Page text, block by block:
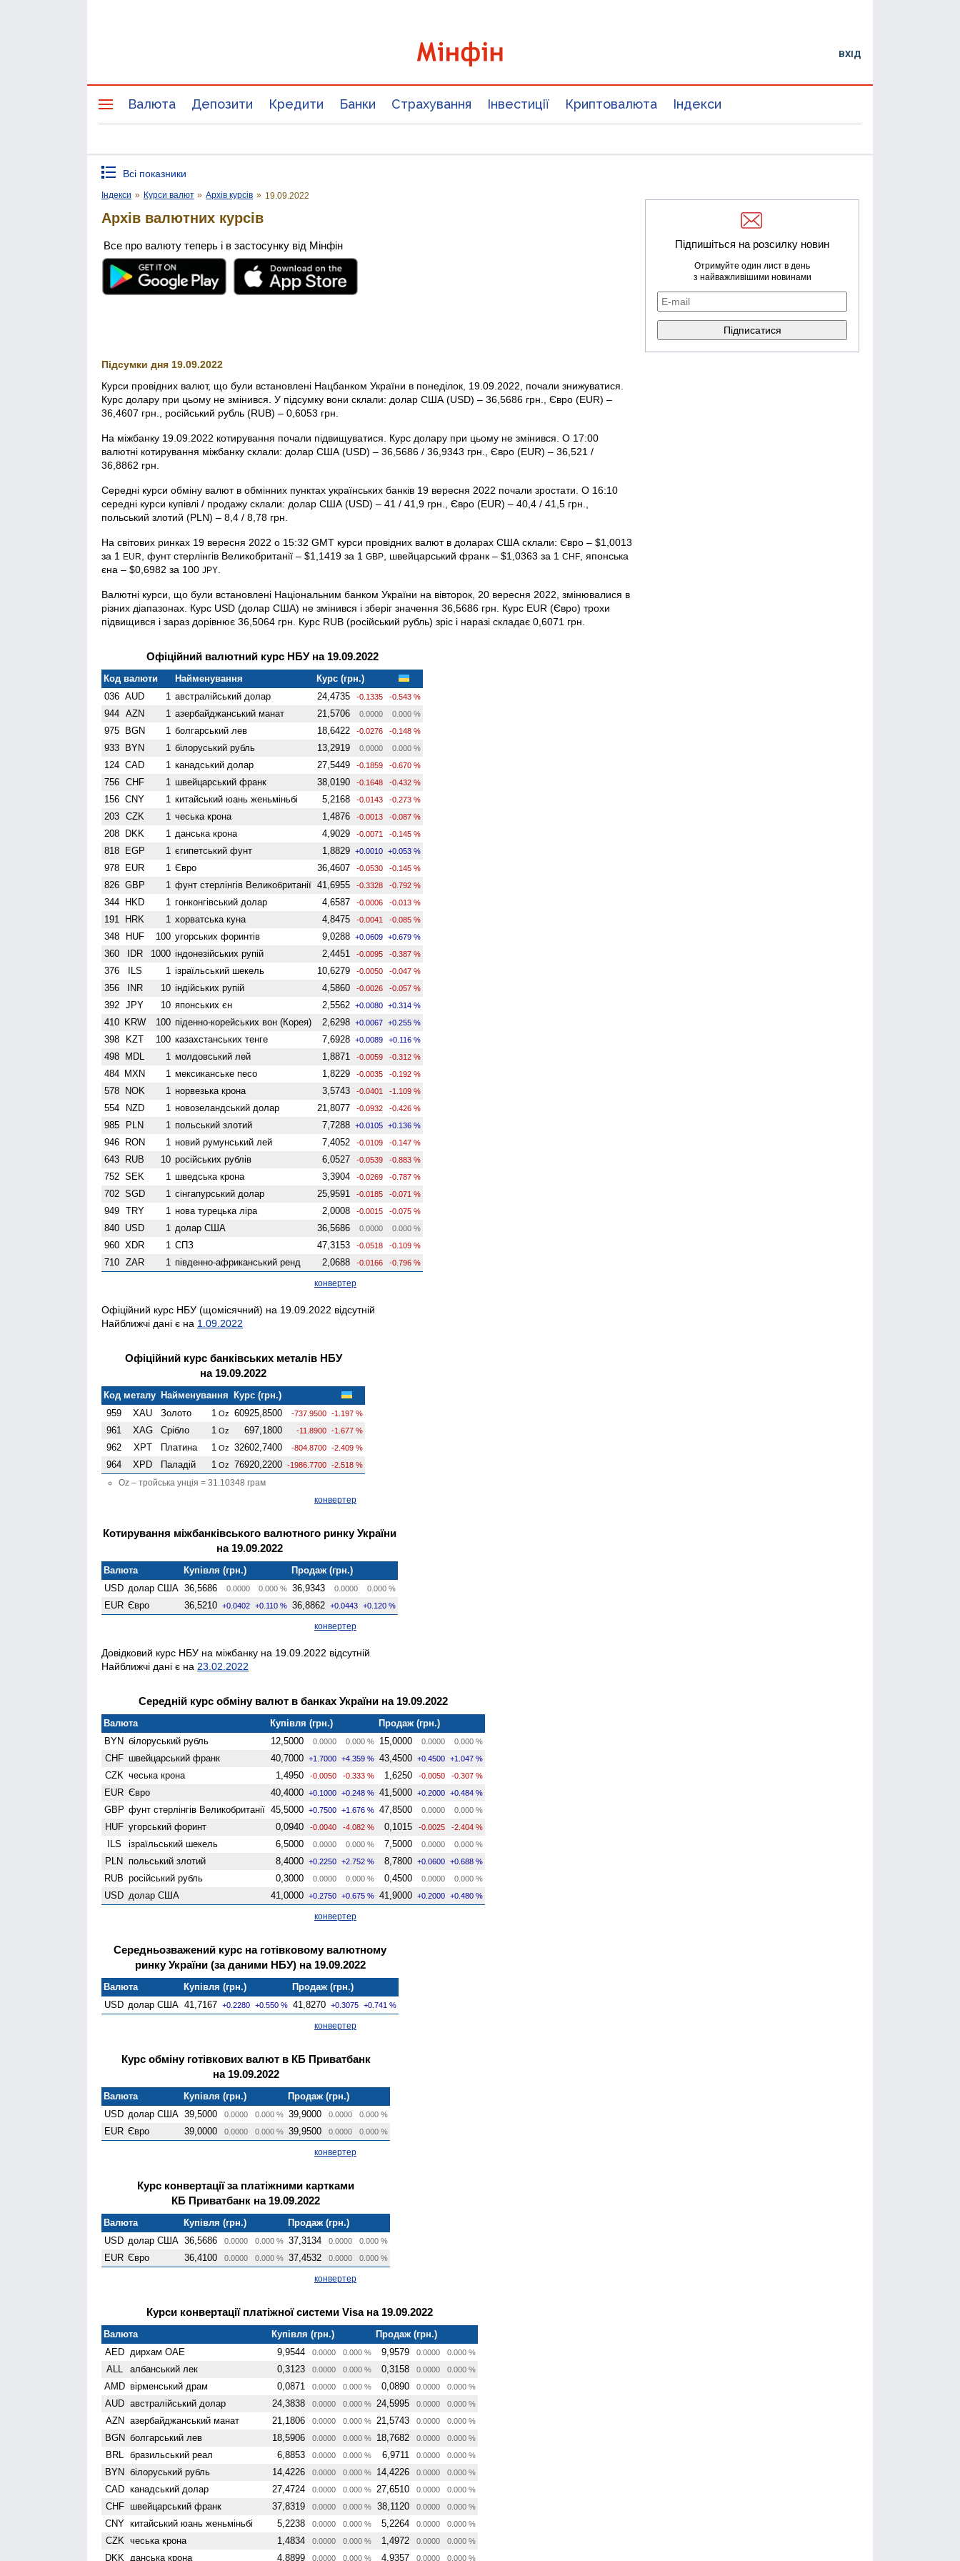
ВХІД
Валюта Депозити Кредити Банки Страхування Інвестиції Криптовалюта Індекси
Всі показники
Індекси » Курси валют » Архів курсів » 19.09.2022
Архів валютних курсів
Все про валюту теперь і в застосунку від Мінфін
Підсумки дня 19.09.2022
Курси провідних валют, що були встановлені Нацбанком України в понеділок, 19.09.2022, почали знижуватися.
Курс долару при цьому не змінився. У підсумку вони склали: долар США (USD) – 36,5686 грн., Євро (EUR) –
36,4607 грн., російський рубль (RUB) – 0,6053 грн.
На міжбанку 19.09.2022 котирування почали підвищуватися. Курс долару при цьому не змінився. О 17:00
валютні котирування міжбанку склали: долар США (USD) – 36,5686 / 36,9343 грн., Євро (EUR) – 36,521 /
36,8862 грн.
Середні курси обміну валют в обмінних пунктах українських банків 19 вересня 2022 почали зростати. О 16:10
середні курси купівлі / продажу склали: долар США (USD) – 41 / 41,9 грн., Євро (EUR) – 40,4 / 41,5 грн.,
польський злотий (PLN) – 8,4 / 8,78 грн.
На світових ринках 19 вересня 2022 о 15:32 GMT курси провідних валют в доларах США склали: Євро – $1,0013
за 1 EUR , фунт стерлінгів Велико­британії – $1,1419 за 1 GBP , швейцарський франк – $1,0363 за 1 CHF , японська
єна – $0,6982 за 100 JPY
Валютні курси, що були встановлені Національним банком України на вівторок, 20 вересня 2022, змінювалися в
різних діапазонах. Курс USD (долар США) не змінився і зберіг значення 36,5686 грн. Курс EUR (Євро) трохи
підвищився і зараз дорівнює 36,5064 грн. Курс RUB (російський рубль) зріс і наразі складає 0,6071 грн.
Офіційний валютний курс НБУ на 19.09.2022
Код валюти Найменування
Курс (грн.)
036 AUD 1 австралійський долар 24,4735 -0.1335 -0.543 %
944 AZN 1 азербайджанський манат 21,5706 0.0000 0.000 %
975 BGN 1 болгарський лев 18,6422 -0.0276 -0.148 %
933 BYN 1 білоруський рубль 13,2919 0.0000 0.000 %
124 CAD 1 канадський долар 27,5449 -0.1859 -0.670 %
756 CHF 1 швейцарський франк 38,0190 -0.1648 -0.432 %
156 CNY 1 китайський юань женьмiньбi 5,2168 -0.0143 -0.273 %
203 CZK 1 чеська крона 1,4876 -0.0013 -0.087 %
208 DKK 1 данська крона 4,9029 -0.0071 -0.145 %
818 EGP 1 єгипетський фунт 1,8829 +0.0010 +0.053 %
978 EUR 1 Євро 36,4607 -0.0530 -0.145 %
826 GBP 1 фунт стерлінгів Велико­британії 41,6955 -0.3328 -0.792 %
344 HKD 1 гонконгівський долар 4,6587 -0.0006 -0.013 %
191 HRK 1 хорватська куна 4,8475 -0.0041 -0.085 %
348 HUF 100 угорських форинтів 9,0288 +0.0609 +0.679 %
360 IDR 1000 індонезійських рупій 2,4451 -0.0095 -0.387 %
376 ILS 1 ізраїльський шекель 10,6279 -0.0050 -0.047 %
356 INR 10 індійських рупій 4,5860 -0.0026 -0.057 %
392 JPY 10 японських єн 2,5562 +0.0080 +0.314 %
410 KRW 100 піденно-корейських вон (Корея) 2,6298 +0.0067 +0.255 %
398 KZT 100 казахстанських тенге 7,6928 +0.0089 +0.116 %
498 MDL 1 молдовський лей 1,8871 -0.0059 -0.312 %
484 MXN 1 мексиканське песо 1,8229 -0.0035 -0.192 %
578 NOK 1 норвезька крона 3,5743 -0.0401 -1.109 %
554 NZD 1 ново­зеландський долар 21,8077 -0.0932 -0.426 %
985 PLN 1 польський злотий 7,7288 +0.0105 +0.136 %
946 RON 1 новий румунський лей 7,4052 -0.0109 -0.147 %
643 RUB 10 російських рублів 6,0527 -0.0539 -0.883 %
752 SEK 1 шведська крона 3,3904 -0.0269 -0.787 %
702 SGD 1 сінгапурський долар 25,9591 -0.0185 -0.071 %
949 TRY 1 нова турецька ліра 2,0008 -0.0015 -0.075 %
840 USD 1 долар США 36,5686 0.0000 0.000 %
960 XDR 1 СПЗ 47,3153 -0.0518 -0.109 %
710 ZAR 1 південно-африканський ренд 2,0688 -0.0166 -0.796 %
конвертер
Офіційний курс НБУ (щомісячний) на 19.09.2022 відсутній
Найближчі дані є на 1.09.2022
Офіційний курс банківських металів НБУ
на 19.09.2022
Код металу Найменування Курс (грн.)
959
XAU Золото 1 Oz 60925,8500 -737.9500 -1.197 %
961 XAG Срібло 1 Oz 697,1800 -11.8900 -1.677 %
962 XPT Платина 1 Oz 32602,7400 -804.8700 -2.409 %
964 XPD Паладій 1 Oz 76920,2200 -1986.7700 -2.518 %
Oz – тройська унція = 31.10348 грам
конвертер
Котирування міжбанківського валютного ринку України
на 19.09.2022
Валюта Купівля (грн.)
Продаж (грн.)
USD долар США 36,5686 0.0000 0.000 % 36,9343 0.0000 0.000 %
EUR Євро 36,5210 +0.0402 +0.110 % 36,8862 +0.0443 +0.120 %
конвертер
Довідковий курс НБУ на міжбанку на 19.09.2022 відсутній
Найближчі дані є на 23.02.2022
Середній курс обміну валют в банках України на 19.09.2022
Валюта Купівля (грн.)
Продаж (грн.)
BYN білоруський рубль 12,5000 0.0000 0.000 % 15,0000 0.0000 0.000 %
CHF швейцарський франк 40,7000 +1.7000 +4.359 % 43,4500 +0.4500 +1.047 %
CZK чеська крона 1,4950 -0.0050 -0.333 % 1,6250 -0.0050 -0.307 %
EUR Євро 40,4000 +0.1000 +0.248 % 41,5000 +0.2000 +0.484 %
GBP фунт стерлінгів Велико­британії 45,5000 +0.7500 +1.676 % 47,8500 0.0000 0.000 %
HUF угорський форинт 0,0940 -0.0040 -4.082 % 0,1015 -0.0025 -2.404 %
ILS ізраїльський шекель 6,5000 0.0000 0.000 % 7,5000 0.0000 0.000 %
PLN польський злотий 8,4000 +0.2250 +2.752 % 8,7800 +0.0600 +0.688 %
RUB російський рубль 0,3000 0.0000 0.000 % 0,4500 0.0000 0.000 %
USD долар США 41,0000 +0.2750 +0.675 % 41,9000 +0.2000 +0.480 %
конвертер
Середньозважений курс на готівковому валютному
ринку України (за даними НБУ) на 19.09.2022
Валюта Купівля (грн.)
Продаж (грн.)
USD долар США 41,7167 +0.2280 +0.550 % 41,8270 +0.3075 +0.741 %
конвертер
Курс обміну готівкових валют в КБ Приватбанк
на 19.09.2022
Валюта Купівля (грн.)
Продаж (грн.)
USD долар США 39,5000 0.0000 0.000 % 39,9000 0.0000 0.000 %
EUR Євро 39,0000 0.0000 0.000 % 39,9500 0.0000 0.000 %
конвертер
Курс конвертації за платіжними картками
КБ Приватбанк на 19.09.2022
Валюта Купівля (грн.)
Продаж (грн.)
USD долар США 36,5686 0.0000 0.000 % 37,3134 0.0000 0.000 %
EUR Євро 36,4100 0.0000 0.000 % 37,4532 0.0000 0.000 %
конвертер
Курси конвертації платіжної системи Visa на 19.09.2022
Валюта Купівля (грн.)
Продаж (грн.)
AED дирхам ОАЕ 9,9544 0.0000 0.000 % 9,9579 0.0000 0.000 %
ALL албанський лек 0,3123 0.0000 0.000 % 0,3158 0.0000 0.000 %
AMD вiрменський драм 0,0871 0.0000 0.000 % 0,0890 0.0000 0.000 %
AUD австралійський долар 24,3838 0.0000 0.000 % 24,5995 0.0000 0.000 %
AZN азербайджанський манат 21,1806 0.0000 0.000 % 21,5743 0.0000 0.000 %
BGN болгарський лев 18,5906 0.0000 0.000 % 18,7682 0.0000 0.000 %
BRL бразильський реал 6,8853 0.0000 0.000 % 6,9711 0.0000 0.000 %
BYN білоруський рубль 14,4226 0.0000 0.000 % 14,4226 0.0000 0.000 %
CAD канадський долар 27,4724 0.0000 0.000 % 27,6510 0.0000 0.000 %
CHF швейцарський франк 37,8319 0.0000 0.000 % 38,1120 0.0000 0.000 %
CNY китайський юань женьмiньбi 5,2238 0.0000 0.000 % 5,2264 0.0000 0.000 %
CZK чеська крона 1,4834 0.0000 0.000 % 1,4972 0.0000 0.000 %
DKK данська крона 4,8899 0.0000 0.000 % 4,9357 0.0000 0.000 %
Підпишіться на розсилку новин
Отримуйте один лист в день
з найважливішими новинами